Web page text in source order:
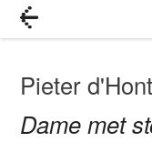
Pieter d'Hont
Dame met